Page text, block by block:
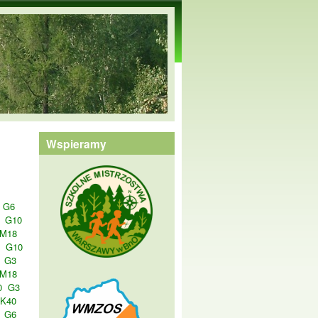
G6
G10
G10
G3
G3
G6
Wspieramy